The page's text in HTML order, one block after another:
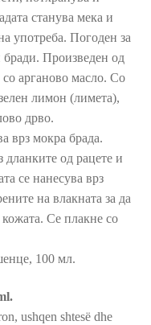
станува мека и
употреба. Погоден за
Произведен од
со арганово масло. Со
лимон (лимета),
дрво.
врз мокра брада.
од рацете и
се нанесува врз
на влакната за да
Се плакне со
100 мл.
ushqen shtesë dhe